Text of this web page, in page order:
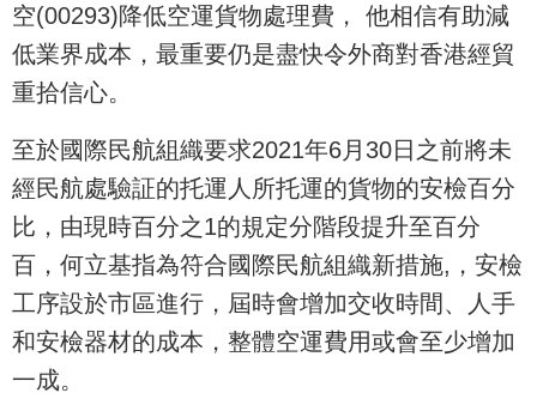
空(00293)降低空運貨物處理費， 他相信有助減
低業界成本，最重要仍是盡快令外商對香港經貿
重拾信心。
至於國際民航組織要求2021年6月30日之前將未
經民航處驗証的托運人所托運的貨物的安檢百分
比，由現時百分之1的規定分階段提升至百分
百，何立基指為符合國際民航組織新措施,，安檢
工序設於市區進行，屆時會增加交收時間、人手
和安檢器材的成本，整體空運費用或會至少增加
一成。